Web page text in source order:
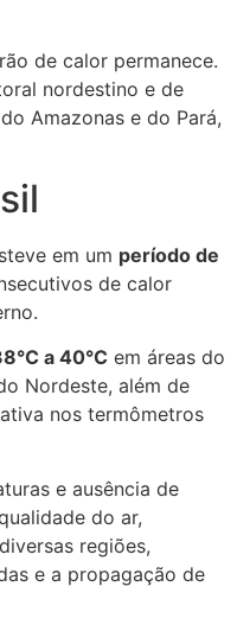
de calor permanece.
nordestino e de
Amazonas e do Pará,
em um período de
de calor
a 40°C em áreas do
Nordeste, além de
nos termômetros
e ausência de
do ar,
regiões,
e a propagação de